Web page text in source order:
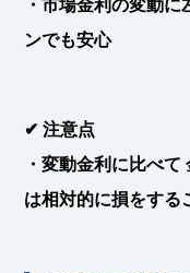
・市場金利の変動に
ンでも安心
✔注意点
・変動金利に比べて
は相対的に損をする